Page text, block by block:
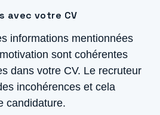
avec votre CV
informations mentionnées
sont cohérentes
dans votre CV. Le recruteur
incohérences et cela
candidature.